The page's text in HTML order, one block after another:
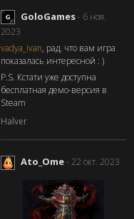
GoloGames- 6 ноя.
2023
vadya_ivan, рад, что вам игра
показалась интересной : )
P.S. Кстати уже доступна
бесплатная демо-версия в
Steam
Halver
Ato_Ome- 22 окт. 2023